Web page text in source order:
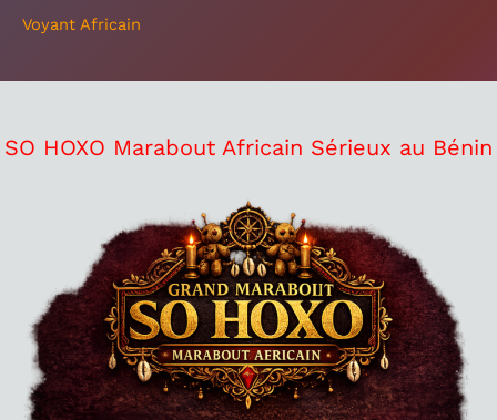
Voyant Africain
SO HOXO Marabout Africain Sérieux au Bénin